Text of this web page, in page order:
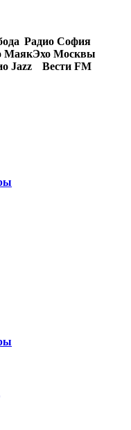
Радио София
МаякЭхо Москвы
Jazz Вести FM